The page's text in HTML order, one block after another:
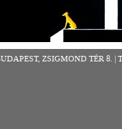
ZSIGMOND TÉR 8.